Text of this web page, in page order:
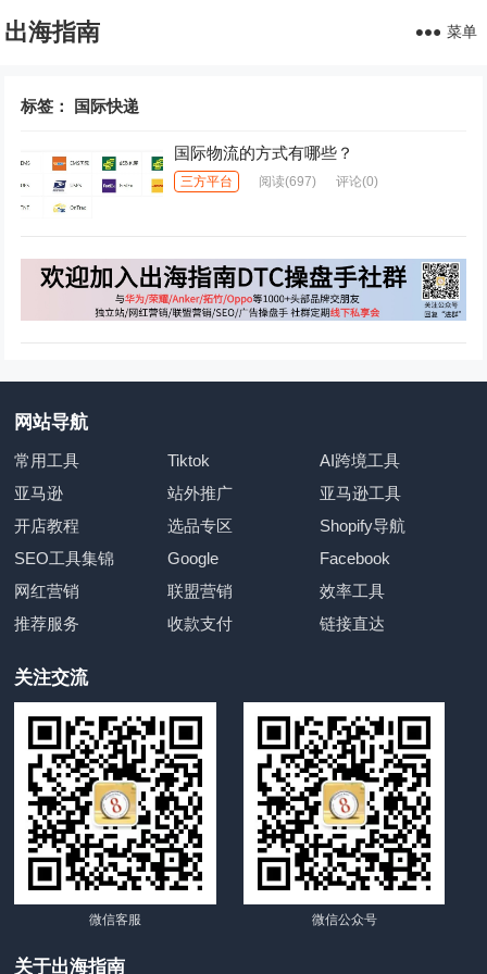
出海指南 菜单
标签： 国际快递
国际物流的方式有哪些？
三方平台 阅读(697) 评论(0)
网站导航
常用工具 Tiktok
AI跨境工具
亚马逊
站外推广
亚马逊工具
开店教程
选品专区
Shopify导航
SEO工具集锦
Google
Facebook
网红营销
联盟营销
效率工具
推荐服务
收款支付 链接直达
关注交流
微信客服 微信公众号
关于出海指南